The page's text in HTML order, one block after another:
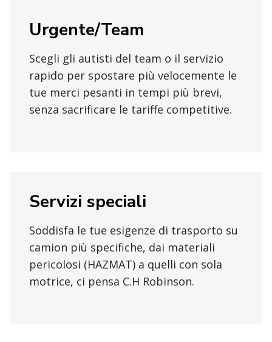
Urgente/Team
Scegli gli autisti del team o il servizio
rapido per spostare più velocemente le
tue merci pesanti in tempi più brevi,
senza sacrificare le tariffe competitive.
Servizi speciali
Soddisfa le tue esigenze di trasporto su
camion più specifiche, dai materiali
pericolosi (HAZMAT) a quelli con sola
motrice, ci pensa C.H Robinson.